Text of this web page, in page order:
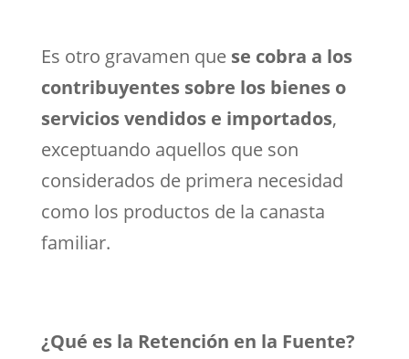
Es otro gravamen que se cobra a los
contribuyentes sobre los bienes o
servicios vendidos e importados,
exceptuando aquellos que son
considerados de primera necesidad
como los productos de la canasta
familiar.
¿Qué es la Retención en la Fuente?